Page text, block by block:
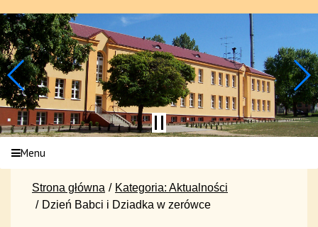
Menu
Strona główna
Kategoria: Aktualności
Dzień Babci i Dziadka w zerówce